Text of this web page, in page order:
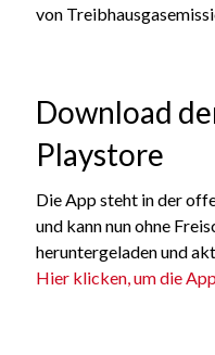
von
Download
Playstore
Die App steht in der
und kann nun ohne
heruntergeladen und
Hier klicken, um die